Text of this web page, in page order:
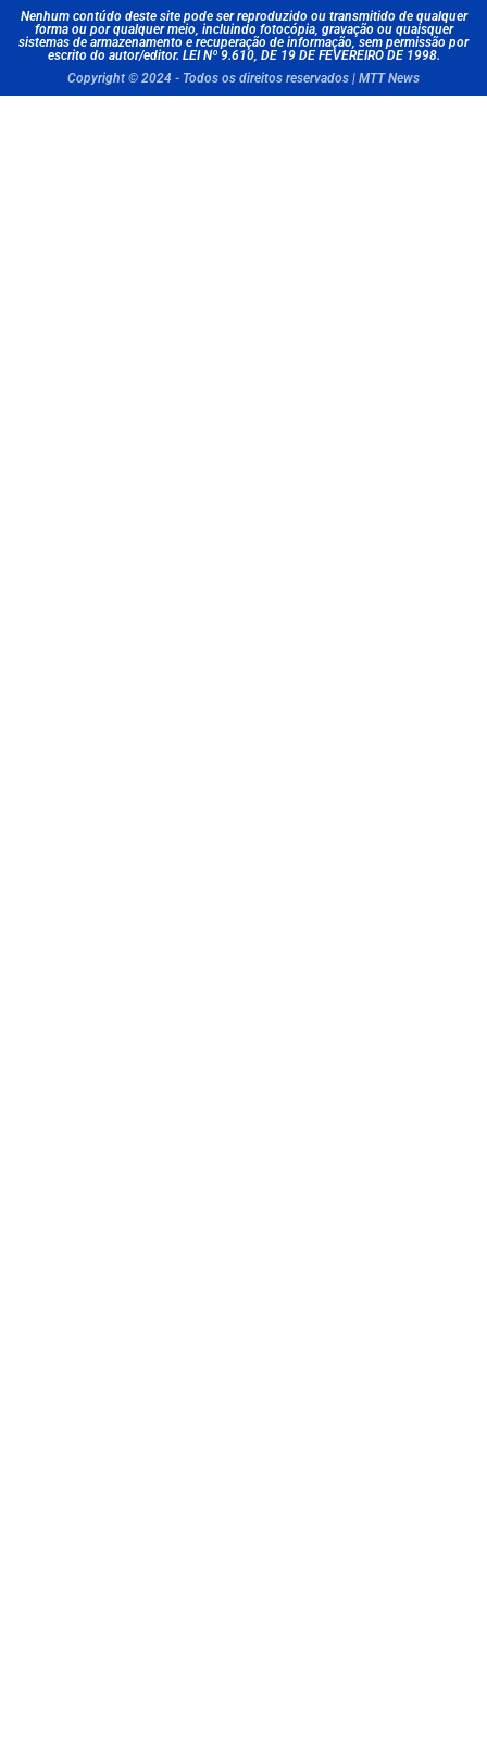
Nenhum contúdo deste site pode ser reproduzido ou transmitido de qualquer
forma ou por qualquer meio, incluindo fotocópia, gravação ou quaisquer
sistemas de armazenamento e recuperação de informação, sem permissão por
escrito do autor/editor. LEI Nº 9.610, DE 19 DE FEVEREIRO DE 1998.
Copyright © 2024 - Todos os direitos reservados | MTT News